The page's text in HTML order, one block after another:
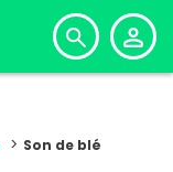
Son de blé